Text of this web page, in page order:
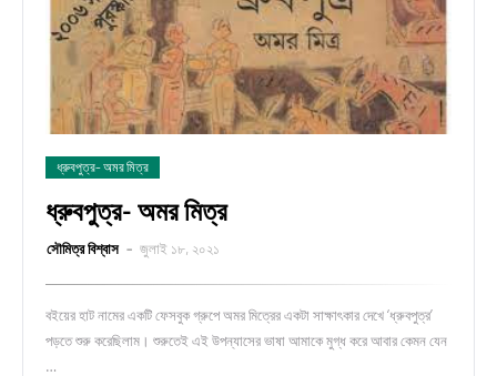
ধ্রুবপুত্র- অমর মিত্র
ধ্রুবপুত্র- অমর মিত্র
সৌমিত্র বিশ্বাস জুলাই ১৮, ২০২১
বইয়ের হাট নামের একটি ফেসবুক গ্রুপে অমর মিত্রের একটা সাক্ষাৎকার দেখে ‘ধ্রুবপুত্র’
পড়তে শুরু করেছিলাম। শুরুতেই এই উপন্যাসের ভাষা আমাকে মুগ্ধ করে আবার কেমন যেন
…